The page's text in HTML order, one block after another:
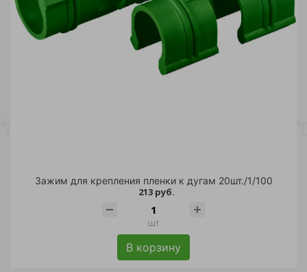
Зажим для крепления пленки к дугам 20шт./1/100
213 руб.
шт
В корзину